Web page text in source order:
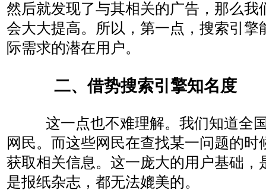
然后就发现了与其相关的广告，那么我
会大大提高。所以，第一点，搜索引擎
际需求的潜在用户。
二、借势搜索引擎知名度
这一点也不难理解。我们知道全
网民。而这些网民在查找某一问题的
获取相关信息。这一庞大的用户基础，
是报纸杂志，都无法媲美的。